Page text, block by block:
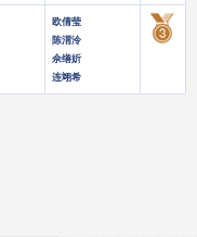
欧倩莹
陈渭泠
佘缮妡
连翊希